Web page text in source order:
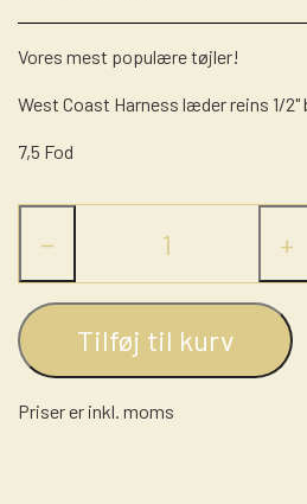
LASSO -
NUMBERHOLDERS -
FILTHATTE
Vores mest populære tøjler!
West Coast Harness læder reins 1/2"
7,5 Fod
− +
Tilføj til kurv
Priser er inkl. moms